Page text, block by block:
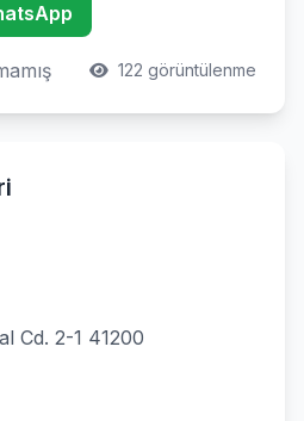
122 görüntülenme
Cd. 2-1 41200